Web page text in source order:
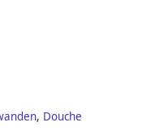
, Douche